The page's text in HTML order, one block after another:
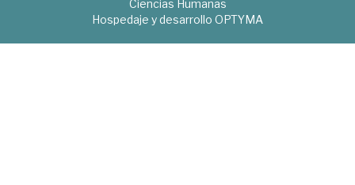
Ciencias Humanas
Hospedaje y desarrollo OPTYMA